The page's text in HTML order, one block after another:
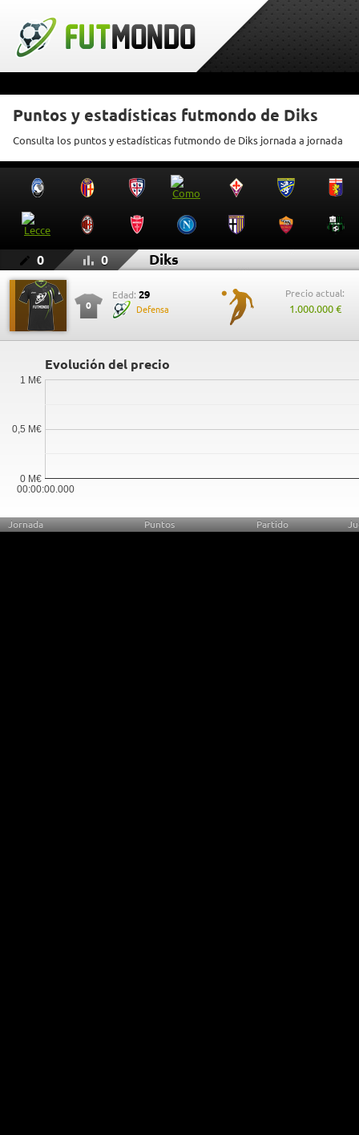
Puntos y estadísticas futmondo de Diks
Consulta los puntos y estadísticas futmondo de Diks jornada a jornada
0 0 Diks
0
Edad: 29
Defensa
Precio actual:
1.000.000 €
Evolución del precio
00:00:00.000
0 M€
0,5 M€
1 M€
Jornada Puntos Partido